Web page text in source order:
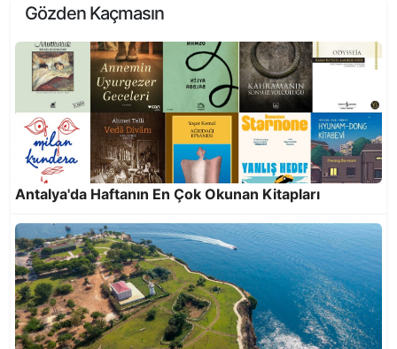
On yılda 25 milyon 818 bin 921 kilogram atık
ekonomiye kazandırıldı
Gözden Kaçmasın
Antalya'da Haftanın En Çok Okunan Kitapları